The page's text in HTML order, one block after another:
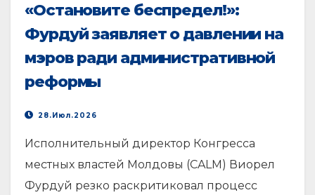
«Остановите беспредел!»:
Фурдуй заявляет о давлении на
мэров ради административной
реформы
28.Июл.2026
Исполнительный директор Конгресса
местных властей Молдовы (CALM) Виорел
Фурдуй резко раскритиковал процесс